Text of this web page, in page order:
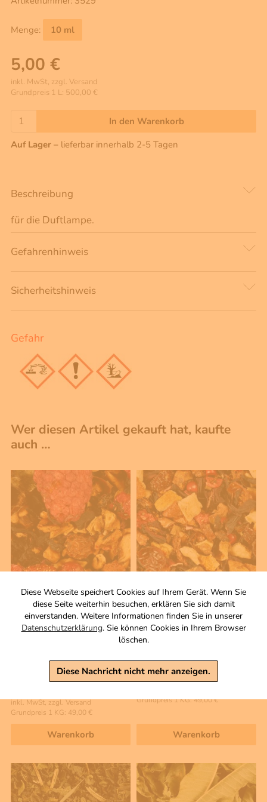
Diese Webseite speichert Cookies auf Ihrem Gerät. Wenn Sie
diese Seite weiterhin besuchen, erklären Sie sich damit
einverstanden. Weitere Informationen finden Sie in unserer
Datenschutzerklärung. Sie können Cookies in Ihrem Browser
löschen.
Diese Nachricht nicht mehr anzeigen.
Menge: 10 ml
5,00 €
inkl. MwSt, zzgl. Versand
Grundpreis 1 L: 500,00 €
In den Warenkorb
Auf Lager – lieferbar innerhalb 2-5 Tagen
Beschreibung
für die Duftlampe.
Gefahrenhinweis
Sicherheitshinweis
Gefahr
Wer diesen Artikel gekauft hat, kaufte
auch …
Drachentrunk
Natürlich aromatisierte,
inkl. MwSt, zzgl. Versand
Grundpreis 1 KG: 49,00 €
Warenkorb
100 g
Kuscheltee
Aromatisierte
Früchteteemischung
4,90 €
Grundpreis 1 KG: 49,00 €
Warenkorb